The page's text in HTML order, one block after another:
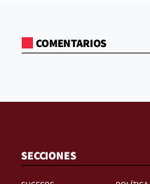
COMENTARIOS
SECCIONES